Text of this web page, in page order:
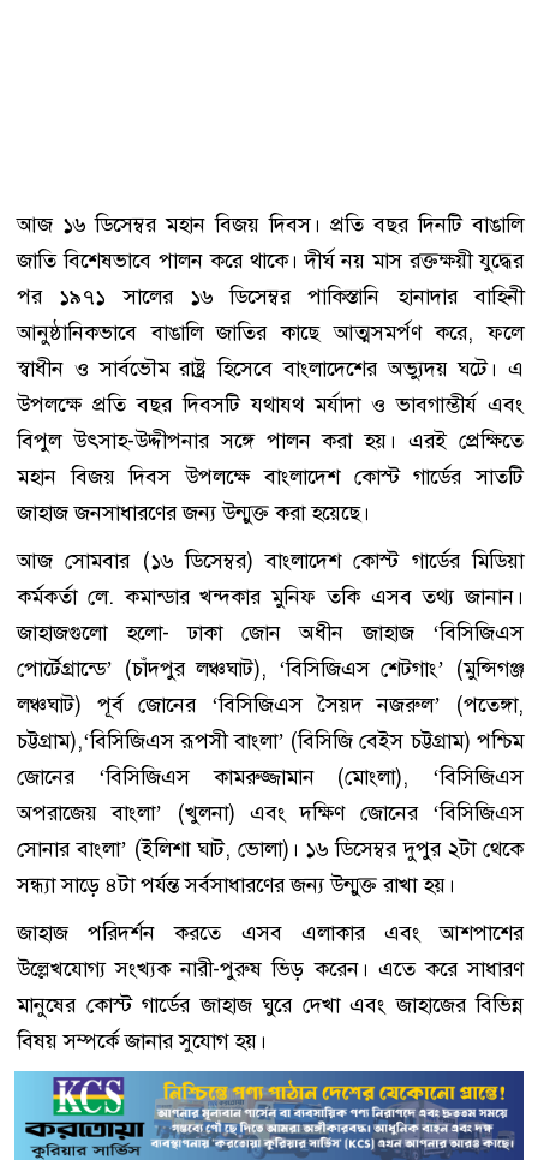
আজ ১৬ ডিসেম্বর মহান বিজয় দিবস। প্রতি বছর দিনটি বাঙালি
জাতি বিশেষভাবে পালন করে থাকে। দীর্ঘ নয় মাস রক্তক্ষয়ী যুদ্ধের
পর ১৯৭১ সালের ১৬ ডিসেম্বর পাকিস্তানি হানাদার বাহিনী
আনুষ্ঠানিকভাবে বাঙালি জাতির কাছে আত্মসমর্পণ করে, ফলে
স্বাধীন ও সার্বভৌম রাষ্ট্র হিসেবে বাংলাদেশের অভ্যুদয় ঘটে। এ
উপলক্ষে প্রতি বছর দিবসটি যথাযথ মর্যাদা ও ভাবগাম্ভীর্য এবং
বিপুল উৎসাহ-উদ্দীপনার সঙ্গে পালন করা হয়। এরই প্রেক্ষিতে
মহান বিজয় দিবস উপলক্ষে বাংলাদেশ কোস্ট গার্ডের সাতটি
জাহাজ জনসাধারণের জন্য উন্মুক্ত করা হয়েছে।
আজ সোমবার (১৬ ডিসেম্বর) বাংলাদেশ কোস্ট গার্ডের মিডিয়া
কর্মকর্তা লে. কমান্ডার খন্দকার মুনিফ তকি এসব তথ্য জানান।
জাহাজগুলো হলো- ঢাকা জোন অধীন জাহাজ ‘বিসিজিএস
পোর্টেগ্রান্ডে’ (চাঁদপুর লঞ্চঘাট), ‘বিসিজিএস শেটগাং’ (মুন্সিগঞ্জ
লঞ্চঘাট) পূর্ব জোনের ‘বিসিজিএস সৈয়দ নজরুল’ (পতেঙ্গা,
চট্টগ্রাম),‘বিসিজিএস রূপসী বাংলা’ (বিসিজি বেইস চট্টগ্রাম) পশ্চিম
জোনের ‘বিসিজিএস কামরুজ্জামান (মোংলা), ‘বিসিজিএস
অপরাজেয় বাংলা’ (খুলনা) এবং দক্ষিণ জোনের ‘বিসিজিএস
সোনার বাংলা’ (ইলিশা ঘাট, ভোলা)। ১৬ ডিসেম্বর দুপুর ২টা থেকে
সন্ধ্যা সাড়ে ৪টা পর্যন্ত সর্বসাধারণের জন্য উন্মুক্ত রাখা হয়।
জাহাজ পরিদর্শন করতে এসব এলাকার এবং আশপাশের
উল্লেখযোগ্য সংখ্যক নারী-পুরুষ ভিড় করেন। এতে করে সাধারণ
মানুষের কোস্ট গার্ডের জাহাজ ঘুরে দেখা এবং জাহাজের বিভিন্ন
বিষয় সম্পর্কে জানার সুযোগ হয়।